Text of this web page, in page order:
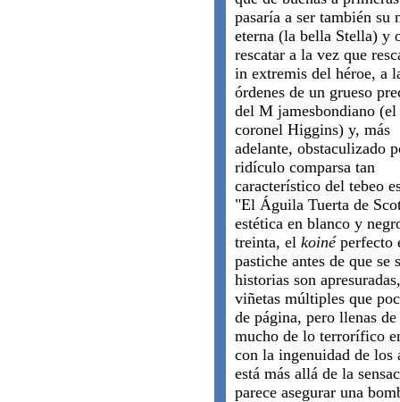
pasaría a ser también su
eterna (la bella Stella) y
rescatar a la vez que
in extremis del héroe, a
órdenes de un grueso
del M jamesbondiano (el
coronel Higgins) y, más
adelante, obstaculizado
ridículo comparsa tan
característico del tebeo
"El Águila Tuerta de
estética en blanco y
treinta, el koinéperfecto
pastiche antes de que se
historias son
viñetas múltiples que
de página, pero llenas
mucho de lo terrorífico
con la ingenuidad de
está más allá de la
parece asegurar una